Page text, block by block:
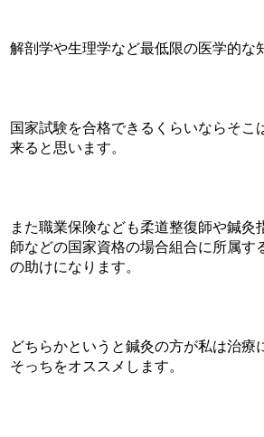
解剖学や生理学など最低限の医学的な
国家試験を合格できるくらいならそこ
来ると思います。
また職業保険なども柔道整復師や鍼灸
師などの国家資格の場合組合に所属す
の助けになります。
どちらかというと鍼灸の方が私は治療
そっちをオススメします。